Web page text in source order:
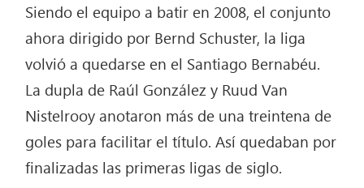
Siendo el equipo a batir en 2008, el conjunto
ahora dirigido por Bernd Schuster, la liga
volvió a quedarse en el Santiago Bernabéu.
La dupla de Raúl González y Ruud Van
Nistelrooy anotaron más de una treintena de
goles para facilitar el título. Así quedaban por
finalizadas las primeras ligas de siglo.